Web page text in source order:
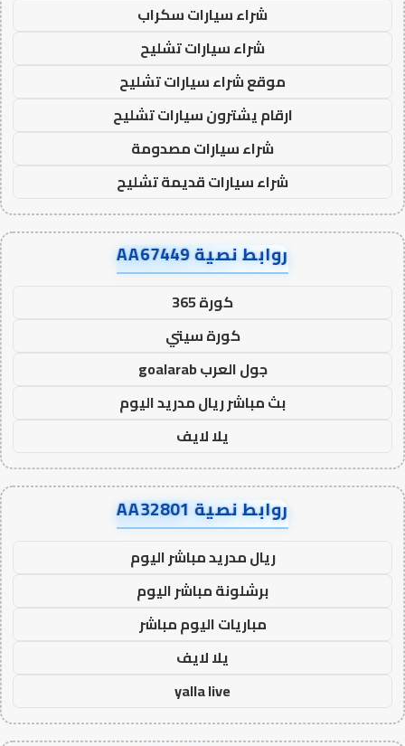
شراء سيارات سكراب
شراء سيارات تشليح
موقع شراء سيارات تشليح
ارقام يشترون سيارات تشليح
شراء سيارات مصدومة
شراء سيارات قديمة تشليح
روابط نصية AA67449
كورة 365
كورة سيتي
جول العرب goalarab
بث مباشر ريال مدريد اليوم
يلا لايف
روابط نصية AA32801
ريال مدريد مباشر اليوم
برشلونة مباشر اليوم
مباريات اليوم مباشر
يلا لايف
yalla live